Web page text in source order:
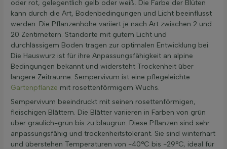
oder rot, gelegentlich gelb oder weiß. Die Farbe der Blüten
kann durch die Art, Bodenbedingungen und Licht beeinflusst
werden. Die Pflanzenhöhe variiert je nach Art zwischen 2 und
20 Zentimetern. Standorte mit gutem Licht und
durchlässigem Boden tragen zur optimalen Entwicklung bei.
Die Hauswurz ist für ihre Anpassungsfähigkeit an alpine
Bedingungen bekannt und widersteht Trockenheit über
längere Zeiträume. Sempervivum ist eine pflegeleichte
Gartenpflanze mit rosettenförmigem Wuchs.
Sempervivum beeindruckt mit seinen rosettenförmigen,
fleischigen Blättern. Die Blätter variieren in Farben von grün
über gräulich-grün bis zu blaugrün. Diese Pflanzen sind sehr
anpassungsfähig und trockenheitstolerant. Sie sind winterhart
und überstehen Temperaturen von -40°C bis -29°C, ideal für